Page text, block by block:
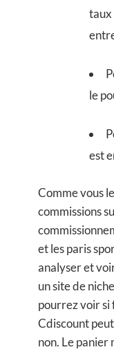
taux
le
est
Comme vous
commissions
et les paris
analyser et
un site de
pourrez voir si
Cdiscount
non. Le panier